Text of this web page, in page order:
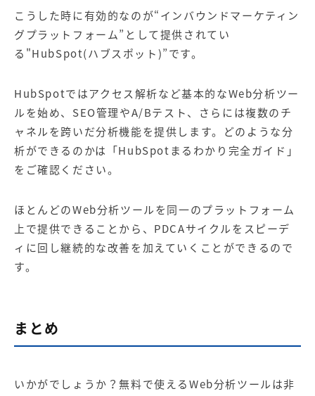
こうした時に有効的なのが“インバウンドマーケティン
グプラットフォーム”として提供されてい
る"HubSpot(ハブスポット)”です。
HubSpotではアクセス解析など基本的なWeb分析ツー
ルを始め、SEO管理やA/Bテスト、さらには複数のチ
ャネルを跨いだ分析機能を提供します。どのような分
析ができるのかは「HubSpotまるわかり完全ガイド 」
をご確認ください。
ほとんどのWeb分析ツールを同一のプラットフォーム
上で提供できることから、PDCAサイクルをスピーデ
ィに回し継続的な改善を加えていくことができるので
す。
まとめ
いかがでしょうか？無料で使えるWeb分析ツールは非